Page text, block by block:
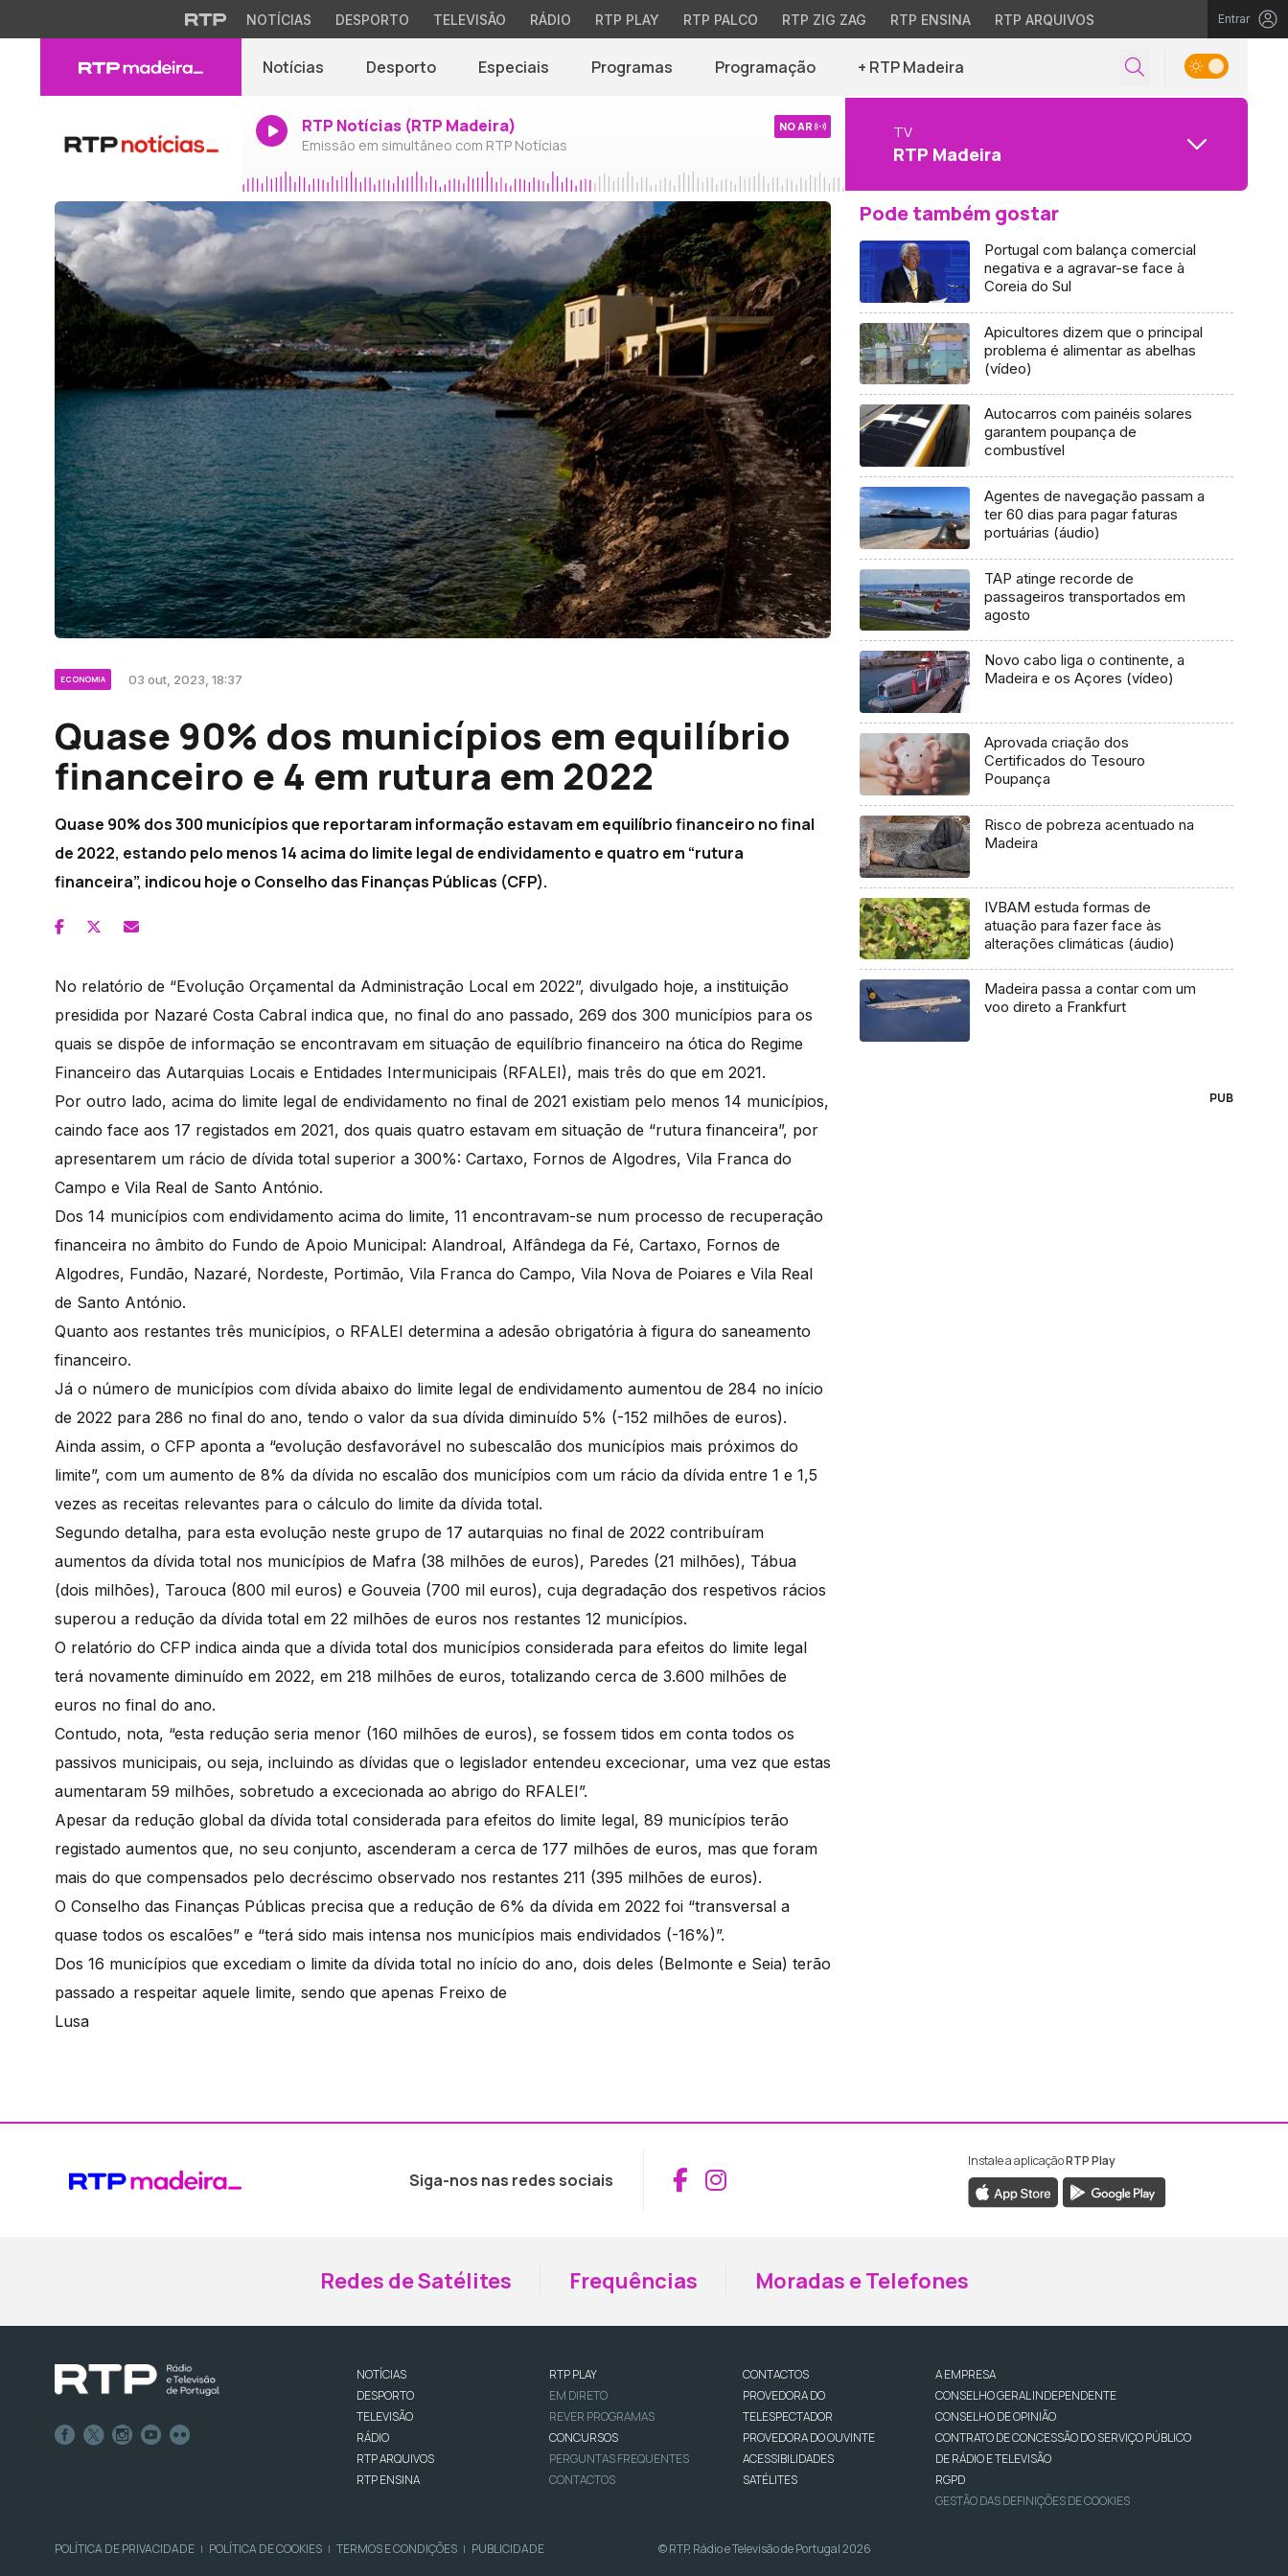
NOTÍCIAS DESPORTO TELEVISÃO RÁDIO RTP PLAY RTP PALCO RTP ZIG ZAG RTP ENSINA RTP ARQUIVOS Entrar
Notícias Desporto Especiais Programas Programação + RTP Madeira
RTP Notícias (RTP Madeira)
Emissão em simultâneo com RTP Notícias
NO AR TV
RTP Madeira
ECONOMIA 03 out, 2023, 18:37
Quase 90% dos municípios em equilíbrio
financeiro e 4 em rutura em 2022
Quase 90% dos 300 municípios que reportaram informação estavam em equilíbrio financeiro no final
de 2022, estando pelo menos 14 acima do limite legal de endividamento e quatro em “rutura
financeira”, indicou hoje o Conselho das Finanças Públicas (CFP).
No relatório de “Evolução Orçamental da Administração Local em 2022”, divulgado hoje, a instituição
presidida por Nazaré Costa Cabral indica que, no final do ano passado, 269 dos 300 municípios para os
quais se dispõe de informação se encontravam em situação de equilíbrio financeiro na ótica do Regime
Financeiro das Autarquias Locais e Entidades Intermunicipais (RFALEI), mais três do que em 2021.
Por outro lado, acima do limite legal de endividamento no final de 2021 existiam pelo menos 14 municípios,
caindo face aos 17 registados em 2021, dos quais quatro estavam em situação de “rutura financeira”, por
apresentarem um rácio de dívida total superior a 300%: Cartaxo, Fornos de Algodres, Vila Franca do
Campo e Vila Real de Santo António.
Dos 14 municípios com endividamento acima do limite, 11 encontravam-se num processo de recuperação
financeira no âmbito do Fundo de Apoio Municipal: Alandroal, Alfândega da Fé, Cartaxo, Fornos de
Algodres, Fundão, Nazaré, Nordeste, Portimão, Vila Franca do Campo, Vila Nova de Poiares e Vila Real
de Santo António.
Quanto aos restantes três municípios, o RFALEI determina a adesão obrigatória à figura do saneamento
financeiro.
Já o número de municípios com dívida abaixo do limite legal de endividamento aumentou de 284 no início
de 2022 para 286 no final do ano, tendo o valor da sua dívida diminuído 5% (-152 milhões de euros).
Ainda assim, o CFP aponta a “evolução desfavorável no subescalão dos municípios mais próximos do
limite”, com um aumento de 8% da dívida no escalão dos municípios com um rácio da dívida entre 1 e 1,5
vezes as receitas relevantes para o cálculo do limite da dívida total.
Segundo detalha, para esta evolução neste grupo de 17 autarquias no final de 2022 contribuíram
aumentos da dívida total nos municípios de Mafra (38 milhões de euros), Paredes (21 milhões), Tábua
(dois milhões), Tarouca (800 mil euros) e Gouveia (700 mil euros), cuja degradação dos respetivos rácios
superou a redução da dívida total em 22 milhões de euros nos restantes 12 municípios.
O relatório do CFP indica ainda que a dívida total dos municípios considerada para efeitos do limite legal
terá novamente diminuído em 2022, em 218 milhões de euros, totalizando cerca de 3.600 milhões de
euros no final do ano.
Contudo, nota, “esta redução seria menor (160 milhões de euros), se fossem tidos em conta todos os
passivos municipais, ou seja, incluindo as dívidas que o legislador entendeu excecionar, uma vez que estas
aumentaram 59 milhões, sobretudo a excecionada ao abrigo do RFALEI”.
Apesar da redução global da dívida total considerada para efeitos do limite legal, 89 municípios terão
registado aumentos que, no seu conjunto, ascenderam a cerca de 177 milhões de euros, mas que foram
mais do que compensados pelo decréscimo observado nos restantes 211 (395 milhões de euros).
O Conselho das Finanças Públicas precisa que a redução de 6% da dívida em 2022 foi “transversal a
quase todos os escalões” e “terá sido mais intensa nos municípios mais endividados (-16%)”.
Dos 16 municípios que excediam o limite da dívida total no início do ano, dois deles (Belmonte e Seia) terão
passado a respeitar aquele limite, sendo que apenas Freixo de
Lusa
Pode também gostar
Portugal com balança comercial
negativa e a agravar-se face à
Coreia do Sul
Apicultores dizem que o principal
problema é alimentar as abelhas
(vídeo)
Autocarros com painéis solares
garantem poupança de
combustível
Agentes de navegação passam a
ter 60 dias para pagar faturas
portuárias (áudio)
TAP atinge recorde de
passageiros transportados em
agosto
Novo cabo liga o continente, a
Madeira e os Açores (vídeo)
Aprovada criação dos
Certificados do Tesouro
Poupança
Risco de pobreza acentuado na
Madeira
IVBAM estuda formas de
atuação para fazer face às
alterações climáticas (áudio)
Madeira passa a contar com um
voo direto a Frankfurt
PUB
Siga-nos nas redes sociais Aceder ao Facebook da RTP Madeira
Aceder ao Instagram da RTP Madeira
Instale a aplicaçãoRTP Play
Redes de Satélites Frequências Moradas e Telefones
NOTÍCIAS
DESPORTO
TELEVISÃO
RÁDIO
RTP ARQUIVOS
RTP ENSINA
RTP PLAY
EM DIRETO
REVER PROGRAMAS
CONCURSOS
PERGUNTAS FREQUENTES
CONTACTOS
CONTACTOS
PROVEDORA DO
TELESPECTADOR
PROVEDORA DO OUVINTE
ACESSIBILIDADES
SATÉLITES
A EMPRESA
CONSELHO GERAL INDEPENDENTE
CONSELHO DE OPINIÃO
CONTRATO DE CONCESSÃO DO SERVIÇO PÚBLICO
DE RÁDIO E TELEVISÃO
RGPD
GESTÃO DAS DEFINIÇÕES DE COOKIES
POLÍTICA DE PRIVACIDADE | POLÍTICA DE COOKIES | TERMOS E CONDIÇÕES | PUBLICIDADE © RTP, Rádio e Televisão de Portugal 2026